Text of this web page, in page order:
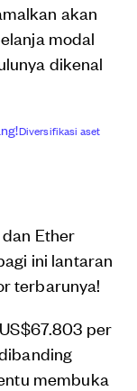
akan
modal
dikenal
Diversifikasi aset
Ether
ini lantaran
terbarunya!
per
membuka